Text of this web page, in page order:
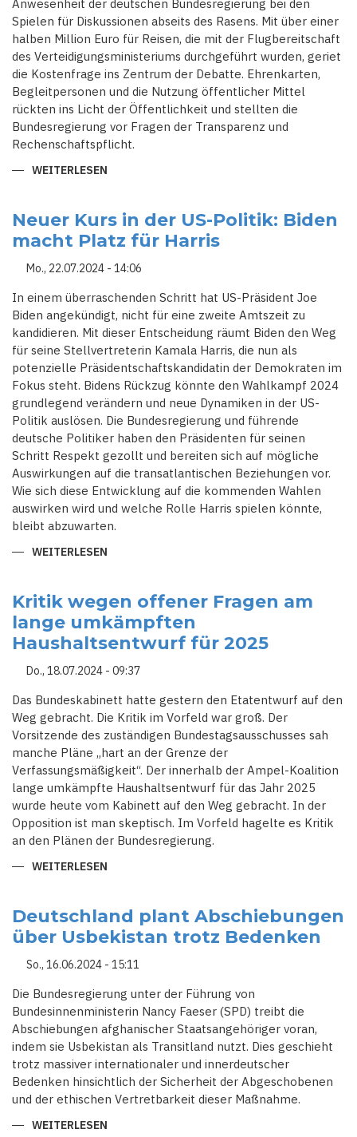
Anwesenheit der deutschen Bundesregierung bei den
Spielen für Diskussionen abseits des Rasens. Mit über einer
halben Million Euro für Reisen, die mit der Flugbereitschaft
des Verteidigungsministeriums durchgeführt wurden, geriet
die Kostenfrage ins Zentrum der Debatte. Ehrenkarten,
Begleitpersonen und die Nutzung öffentlicher Mittel
rückten ins Licht der Öffentlichkeit und stellten die
Bundesregierung vor Fragen der Transparenz und
Rechenschaftspflicht.
WEITERLESEN
WENN
DIE
POLITIK
AUF
SPIELFELD
EM
MITMISCHT
Neuer Kurs in der US-Politik: Biden
macht Platz für Harris
Mo., 22.07.2024 - 14:06
In einem überraschenden Schritt hat US-Präsident Joe
Biden angekündigt, nicht für eine zweite Amtszeit zu
kandidieren. Mit dieser Entscheidung räumt Biden den Weg
für seine Stellvertreterin Kamala Harris, die nun als
potenzielle Präsidentschaftskandidatin der Demokraten im
Fokus steht. Bidens Rückzug könnte den Wahlkampf 2024
grundlegend verändern und neue Dynamiken in der US-
Politik auslösen. Die Bundesregierung und führende
deutsche Politiker haben den Präsidenten für seinen
Schritt Respekt gezollt und bereiten sich auf mögliche
Auswirkungen auf die transatlantischen Beziehungen vor.
Wie sich diese Entwicklung auf die kommenden Wahlen
auswirken wird und welche Rolle Harris spielen könnte,
bleibt abzuwarten.
WEITERLESEN
DER
US-
POLITIK:
BIDEN
MACHT
PLATZ
FÜR
HARRIS
Kritik wegen offener Fragen am
lange umkämpften
Haushaltsentwurf für 2025
Do., 18.07.2024 - 09:37
Das Bundeskabinett hatte gestern den Etatentwurf auf den
Weg gebracht. Die Kritik im Vorfeld war groß. Der
Vorsitzende des zuständigen Bundestagsausschusses sah
manche Pläne „hart an der Grenze der
Verfassungsmäßigkeit“. Der innerhalb der Ampel-Koalition
lange umkämpfte Haushaltsentwurf für das Jahr 2025
wurde heute vom Kabinett auf den Weg gebracht. In der
Opposition ist man skeptisch. Im Vorfeld hagelte es Kritik
an den Plänen der Bundesregierung.
WEITERLESEN
FRAGEN
AM
LANGE
UMKÄMPFTEN
FÜR
Deutschland plant Abschiebungen
über Usbekistan trotz Bedenken
So., 16.06.2024 - 15:11
Die Bundesregierung unter der Führung von
Bundesinnenministerin Nancy Faeser (SPD) treibt die
Abschiebungen afghanischer Staatsangehöriger voran,
indem sie Usbekistan als Transitland nutzt. Dies geschieht
trotz massiver internationaler und innerdeutscher
Bedenken hinsichtlich der Sicherheit der Abgeschobenen
und der ethischen Vertretbarkeit dieser Maßnahme.
WEITERLESEN